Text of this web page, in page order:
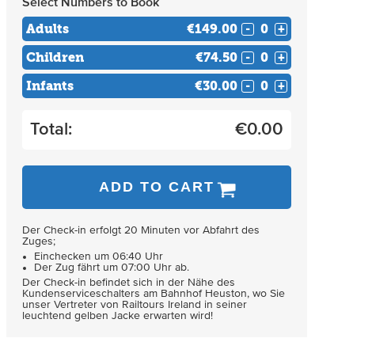
Adults €149.00 - +
Children €74.50 - +
Infants €30.00 - +
Total: €0.00
ADD TO CART
Der Check-in erfolgt 20 Minuten vor Abfahrt des
Zuges;
Einchecken um 06:40 Uhr
Der Zug fährt um 07:00 Uhr ab.
Der Check-in befindet sich in der Nähe des
Kundenserviceschalters am Bahnhof Heuston, wo Sie
unser Vertreter von Railtours Ireland in seiner
leuchtend gelben Jacke erwarten wird!